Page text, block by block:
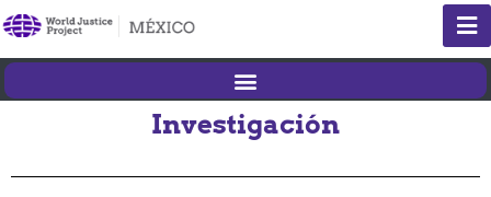
Investigación